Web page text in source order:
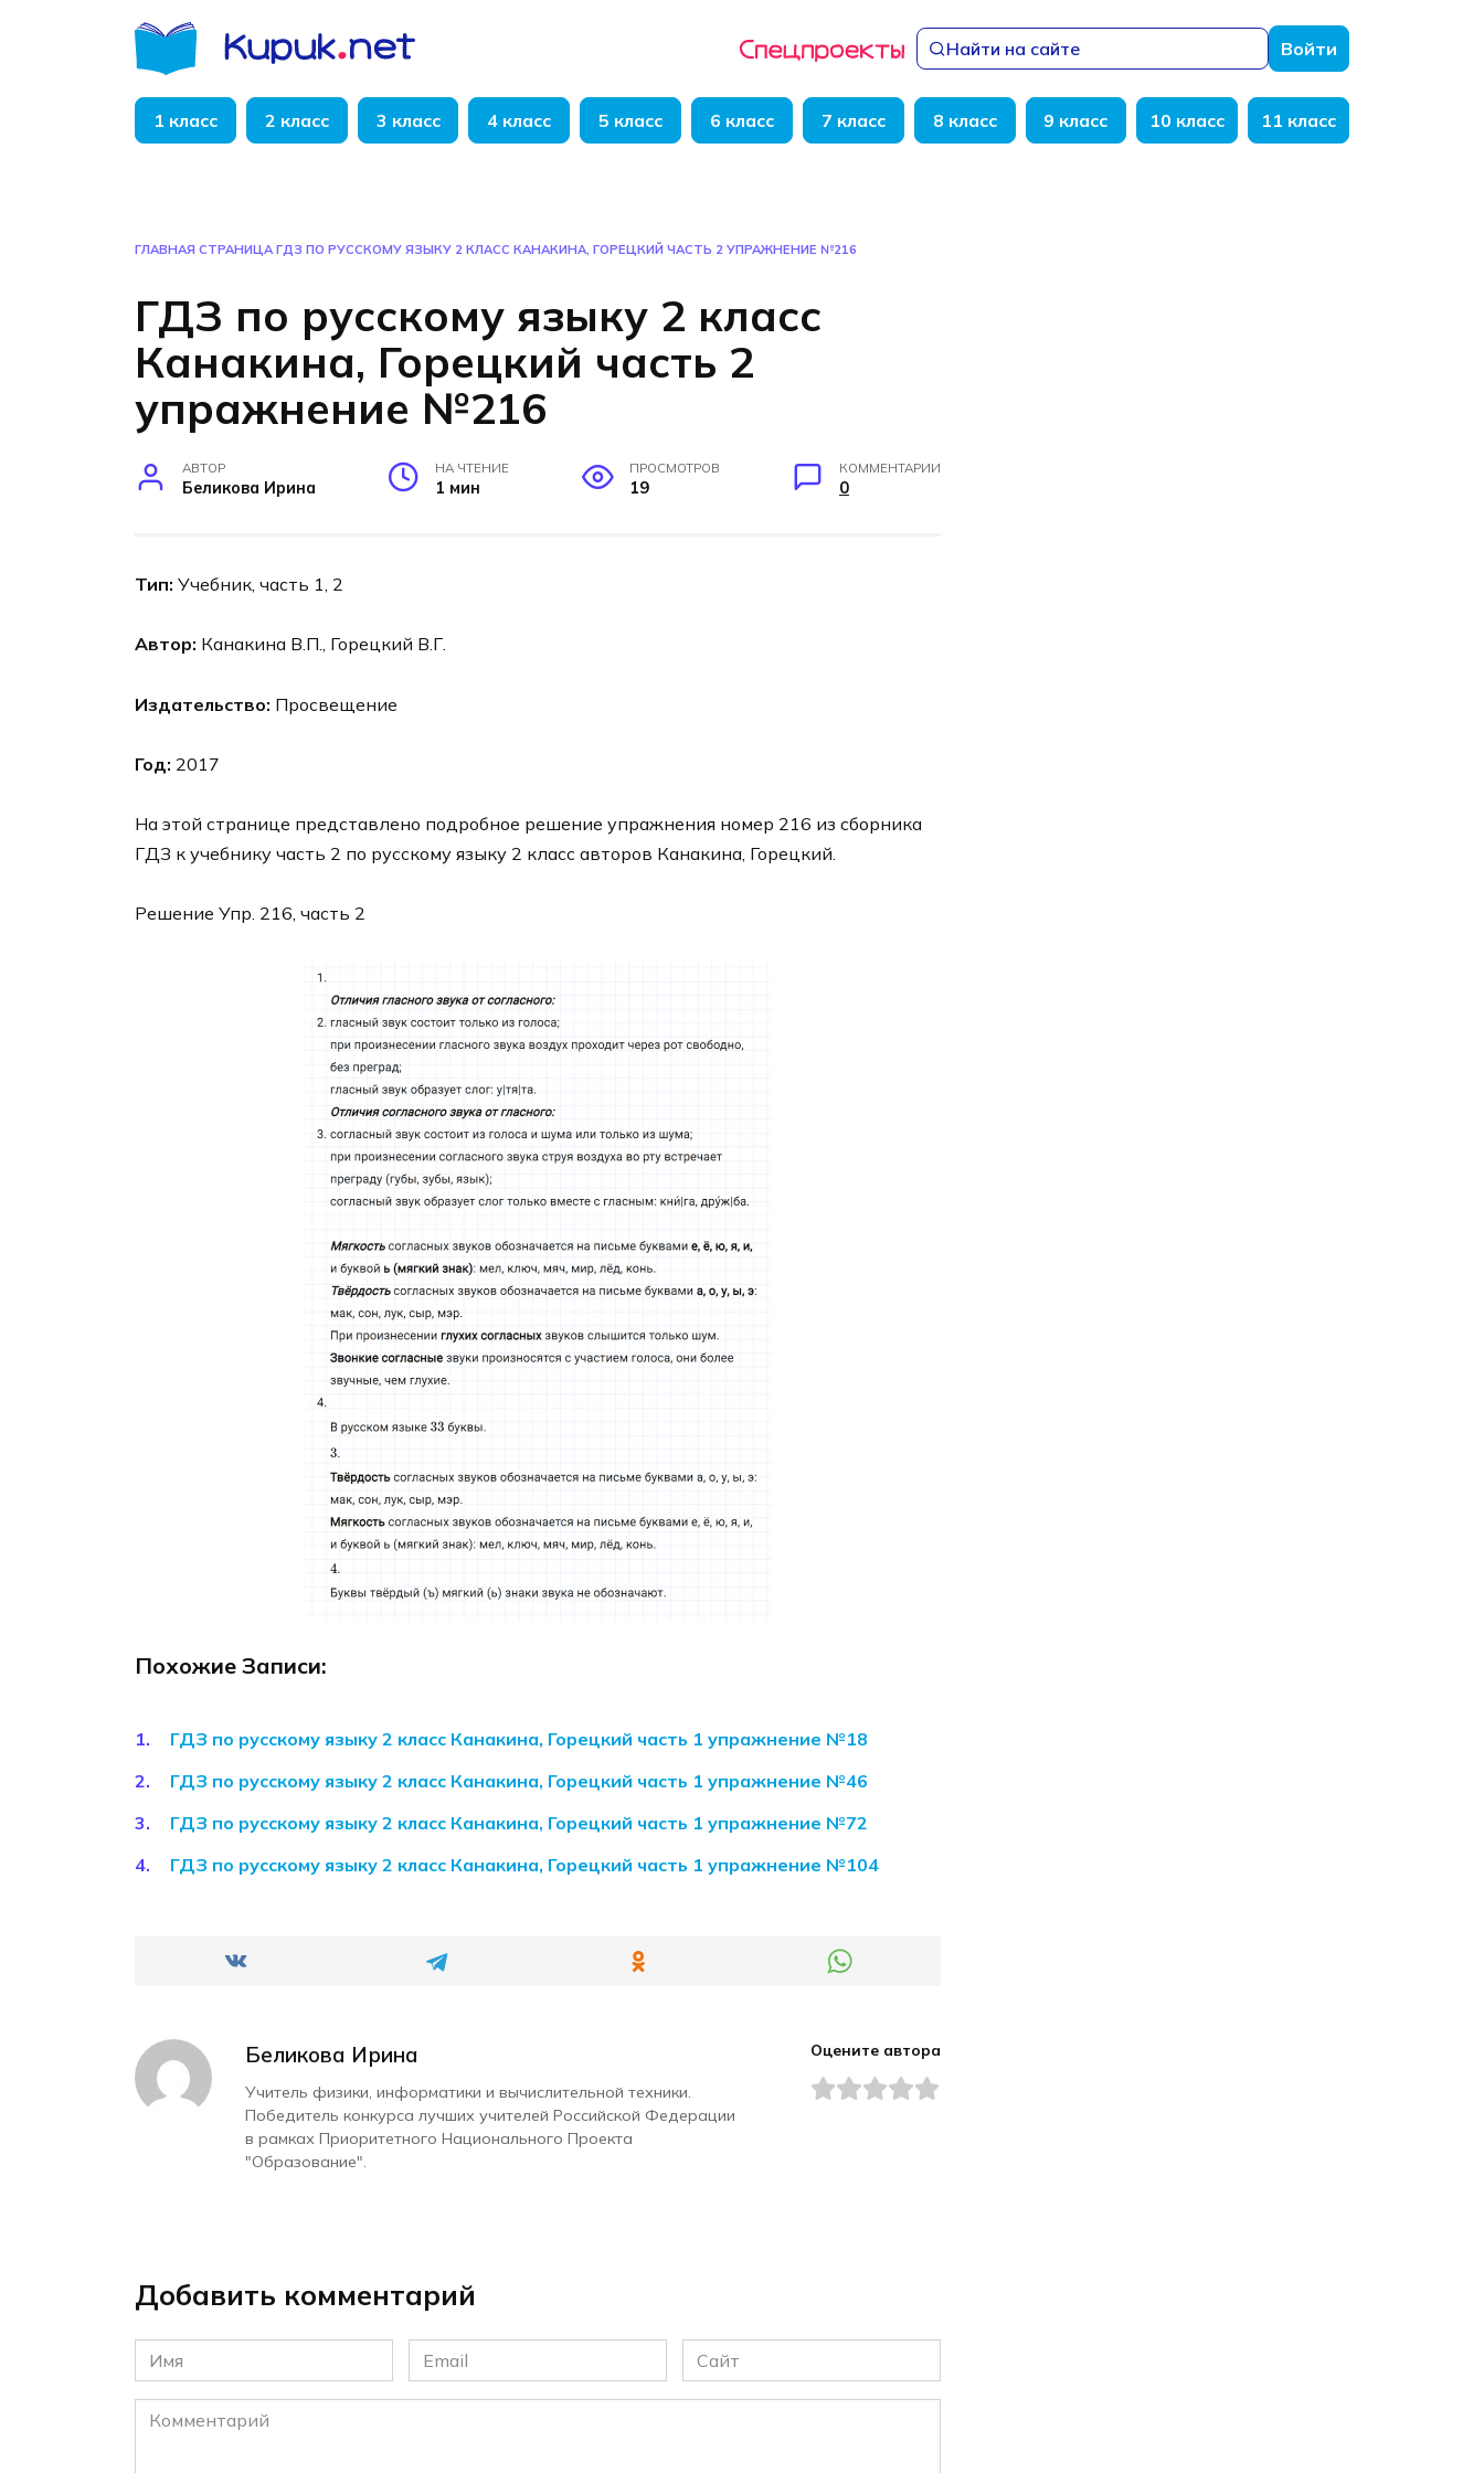
Найти на сайте Войти
1 класс 2 класс 3 класс 4 класс 5 класс 6 класс 7 класс 8 класс 9 класс 10 класс 11 класс
ГЛАВНАЯ СТРАНИЦА ГДЗ ПО РУССКОМУ ЯЗЫКУ 2 КЛАСС КАНАКИНА, ГОРЕЦКИЙ ЧАСТЬ 2 УПРАЖНЕНИЕ №216
ГДЗ по русскому языку 2 класс
Канакина, Горецкий часть 2
упражнение №216
АВТОР
Беликова Ирина
НА ЧТЕНИЕ
1 мин
ПРОСМОТРОВ
19
КОММЕНТАРИИ
0
Тип: Учебник, часть 1, 2
Автор: Канакина В.П., Горецкий В.Г.
Издательство: Просвещение
Год: 2017
На этой странице представлено подробное решение упражнения номер 216 из сборника
ГДЗ к учебнику часть 2 по русскому языку 2 класс авторов Канакина, Горецкий.
Решение Упр. 216, часть 2
Похожие Записи:
ГДЗ по русскому языку 2 класс Канакина, Горецкий часть 1 упражнение №18
ГДЗ по русскому языку 2 класс Канакина, Горецкий часть 1 упражнение №46
ГДЗ по русскому языку 2 класс Канакина, Горецкий часть 1 упражнение №72
ГДЗ по русскому языку 2 класс Канакина, Горецкий часть 1 упражнение №104
Беликова Ирина
Учитель физики, информатики и вычислительной техники.
Победитель конкурса лучших учителей Российской Федерации
в рамках Приоритетного Национального Проекта
"Образование".
Оцените автора
Добавить комментарий
Имя
*
Email
*
Сайт
Комментарий